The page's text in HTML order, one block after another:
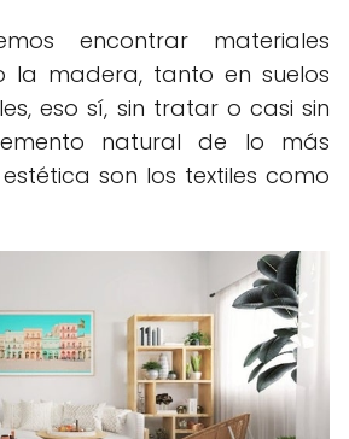
encontrar materiales
la madera, tanto en suelos
eso sí, sin tratar o casi sin
natural de lo más
son los textiles como